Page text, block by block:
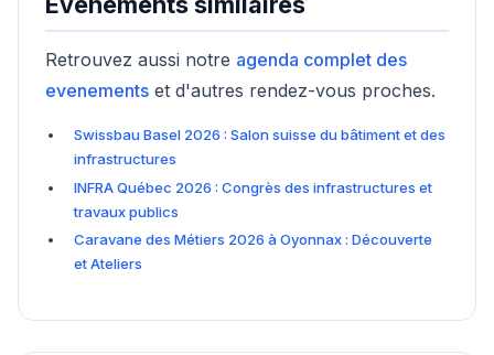
Retrouvez aussi notre agenda complet des
evenements et d'autres rendez-vous proches.
Swissbau Basel 2026 : Salon suisse du bâtiment et des
infrastructures
INFRA Québec 2026 : Congrès des infrastructures et
travaux publics
Caravane des Métiers 2026 à Oyonnax : Découverte
et Ateliers